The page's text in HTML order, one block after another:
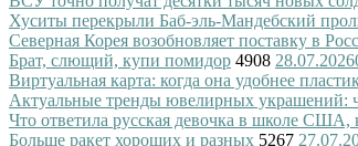
Хуситы перекрыли Баб-эль-Мандебский
Северная Корея возобновляет поставку в
Брат, слющий, купи помидор 4908 28.07.2026
Виртуальная карта: когда она удобнее
Актуальные тренды ювелирных украшений:
Что ответила русская девочка в школе США,
Больше ракет хороших и разных 5267